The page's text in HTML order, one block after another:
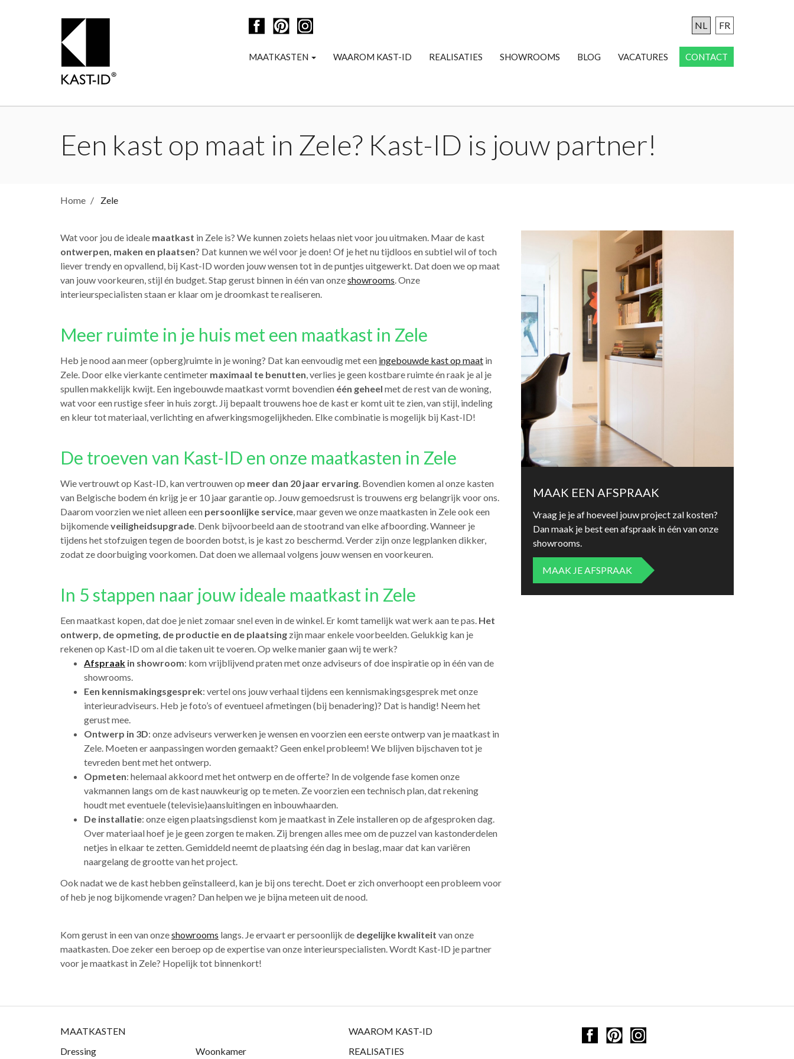
MAATKASTEN WAAROM KAST-ID REALISATIES SHOWROOMS BLOG VACATURES CONTACT
NL FR
Een kast op maat in Zele? Kast-ID is jouw partner!
Home Zele
Wat voor jou de ideale maatkast in Zele is? We kunnen zoiets helaas niet voor jou uitmaken. Maar de kast
ontwerpen, maken en plaatsen? Dat kunnen we wél voor je doen! Of je het nu tijdloos en subtiel wil of toch
liever trendy en opvallend, bij Kast-ID worden jouw wensen tot in de puntjes uitgewerkt. Dat doen we op maat
van jouw voorkeuren, stijl én budget. Stap gerust binnen in één van onzeshowrooms. Onze
interieurspecialisten staan er klaar om je droomkast te realiseren.
Meer ruimte in je huis met een maatkast in Zele
Heb je nood aan meer (opberg)ruimte in je woning? Dat kan eenvoudig met een ingebouwde kast op maat in
Zele. Door elke vierkante centimeter maximaal te benutten, verlies je geen kostbare ruimte én raak je al je
spullen makkelijk kwijt. Een ingebouwde maatkast vormt bovendien één geheel met de rest van de woning,
wat voor een rustige sfeer in huis zorgt. Jij bepaalt trouwens hoe de kast er komt uit te zien, van stijl, indeling
en kleur tot materiaal, verlichting en afwerkingsmogelijkheden. Elke combinatie is mogelijk bij Kast-ID!
De troeven van Kast-ID en onze maatkasten in Zele
Wie vertrouwt op Kast-ID, kan vertrouwen op meer dan 20 jaar ervaring. Bovendien komen al onze kasten
van Belgische bodem én krijg je er 10 jaar garantie op. Jouw gemoedsrust is trouwens erg belangrijk voor ons.
Daarom voorzien we niet alleen een persoonlijke service, maar geven we onze maatkasten in Zele ook een
bijkomendeveiligheidsupgrade. Denk bijvoorbeeld aan de stootrand van elke afboording. Wanneer je
tijdens het stofzuigen tegen de boorden botst, is je kast zo beschermd. Verder zijn onze legplanken dikker,
zodat ze doorbuiging voorkomen. Dat doen we allemaal volgens jouw wensen en voorkeuren.
In 5 stappen naar jouw ideale maatkast in Zele
Een maatkast kopen, dat doe je niet zomaar snel even in de winkel. Er komt tamelijk wat werk aan te pas. Het
ontwerp, de opmeting, de productie en de plaatsing zijn maar enkele voorbeelden. Gelukkig kan je
rekenen op Kast-ID om al die taken uit te voeren. Op welke manier gaan wij te werk?
Afspraak in showroom: kom vrijblijvend praten met onze adviseurs of doe inspiratie op in één van de
showrooms.
Een kennismakingsgesprek: vertel ons jouw verhaal tijdens een kennismakingsgesprek met onze
interieuradviseurs. Heb je foto’s of eventueel afmetingen (bij benadering)? Dat is handig! Neem het
gerust mee.
Ontwerp in 3D: onze adviseurs verwerken je wensen en voorzien een eerste ontwerp van je maatkast in
Zele. Moeten er aanpassingen worden gemaakt? Geen enkel probleem! We blijven bijschaven tot je
tevreden bent met het ontwerp.
Opmeten: helemaal akkoord met het ontwerp en de offerte? In de volgende fase komen onze
vakmannen langs om de kast nauwkeurig op te meten. Ze voorzien een technisch plan, dat rekening
houdt met eventuele (televisie)aansluitingen en inbouwhaarden.
De installatie: onze eigen plaatsingsdienst kom je maatkast in Zele installeren op de afgesproken dag.
Over materiaal hoef je je geen zorgen te maken. Zij brengen alles mee om de puzzel van kastonderdelen
netjes in elkaar te zetten. Gemiddeld neemt de plaatsing één dag in beslag, maar dat kan variëren
naargelang de grootte van het project.
Ook nadat we de kast hebben geïnstalleerd, kan je bij ons terecht. Doet er zich onverhoopt een probleem voor
of heb je nog bijkomende vragen? Dan helpen we je bijna meteen uit de nood.
Kom gerust in een van onzeshowrooms langs. Je ervaart er persoonlijk de degelijke kwaliteit van onze
maatkasten. Doe zeker een beroep op de expertise van onze interieurspecialisten. Wordt Kast-ID je partner
voor je maatkast in Zele? Hopelijk tot binnenkort!
MAAK EEN AFSPRAAK
Vraag je je af hoeveel jouw project zal kosten?
Dan maak je best een afspraak in één van onze
showrooms.
MAAK JE AFSPRAAK
MAATKASTEN
Dressing
Woonkamer
WAAROM KAST-ID
REALISATIES